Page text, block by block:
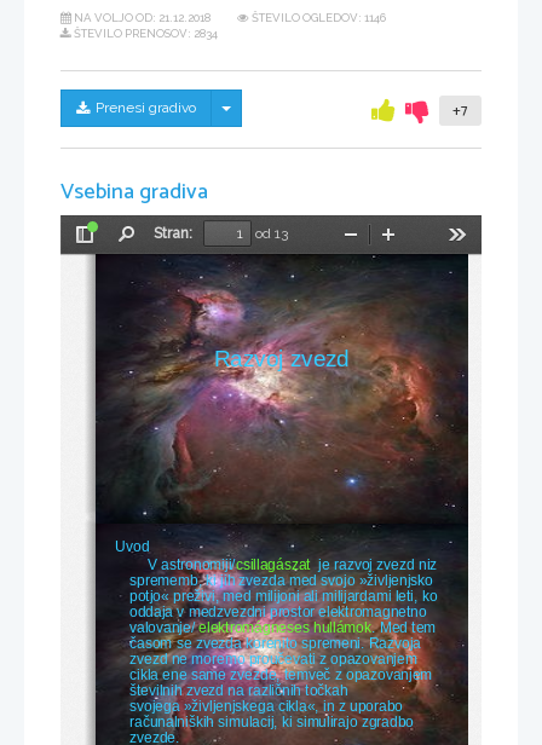
NA VOLJO OD: 21.12.2018
ŠTEVILO OGLEDOV: 1146
ŠTEVILO PRENOSOV: 2834
Prenesi gradivo Skrij/prikaži meni +7
Vsebina gradiva
Preklopi
Stran:
od 13
Pomanjšaj
Razvoj zvezd
Uvod
V astronomiji/csillagászat
  je razvoj zvezd niz
sprememb, ki jih zvezda med svojo »življenjsko
potjo« preživi, med milijoni ali milijardami leti, ko
oddaja v medzvezdni prostor elektromagnetno
valovanje/ elektromágneses hullámok. Med tem
časom se zvezda korenito spremeni. Razvoja
zvezd ne moremo proučevati z opazovanjem
cikla ene same zvezde, temveč z opazovanjem
številnih zvezd na različnih točkah
svojega »življenjskega cikla«, in z uporabo
računalniških simulacij, ki simulirajo zgradbo
zvezde.